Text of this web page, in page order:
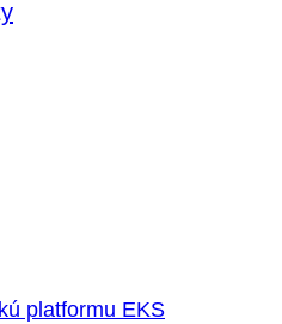
platformu EKS